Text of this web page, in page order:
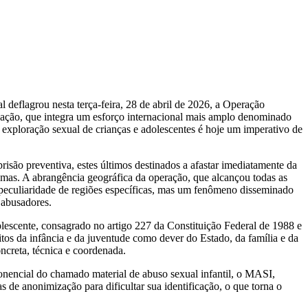
deflagrou nesta terça-feira, 28 de abril de 2026, a Operação
que integra um esforço internacional mais amplo denominado
sexual de crianças e adolescentes é hoje um imperativo de
preventiva, estes últimos destinados a afastar imediatamente da
A abrangência geográfica da operação, que alcançou todas as
de regiões específicas, mas um fenômeno disseminado
consagrado no artigo 227 da Constituição Federal de 1988 e
da infância e da juventude como dever do Estado, da família e da
técnica e coordenada.
do chamado material de abuso sexual infantil, o MASI,
de anonimização para dificultar sua identificação, o que torna o